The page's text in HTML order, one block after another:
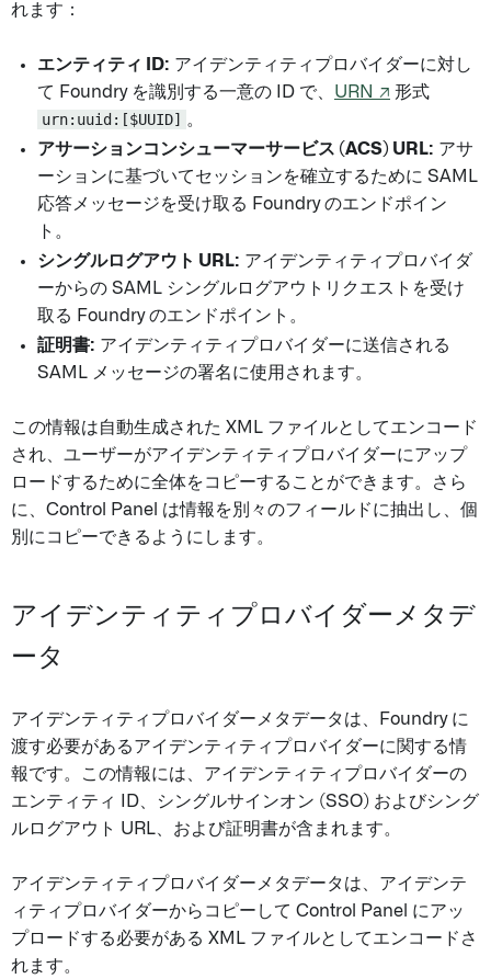
れます：
エンティティ ID: アイデンティティプロバイダーに対し
て Foundry を識別する一意の ID で、 URN ↗ 形式
urn:uuid:[$UUID]
。
アサーションコンシューマーサービス (ACS) URL: アサ
ーションに基づいてセッションを確立するために SAML
応答メッセージを受け取る Foundry のエンドポイン
ト。
シングルログアウト URL: アイデンティティプロバイダ
ーからの SAML シングルログアウトリクエストを受け
取る Foundry のエンドポイント。
証明書: アイデンティティプロバイダーに送信される
SAML メッセージの署名に使用されます。
この情報は自動生成された XML ファイルとしてエンコード
され、ユーザーがアイデンティティプロバイダーにアップ
ロードするために全体をコピーすることができます。さら
に、Control Panel は情報を別々のフィールドに抽出し、個
別にコピーできるようにします。
アイデンティティプロバイダーメタデ
ータ
アイデンティティプロバイダーメタデータは、Foundry に
渡す必要があるアイデンティティプロバイダーに関する情
報です。この情報には、アイデンティティプロバイダーの
エンティティ ID、シングルサインオン (SSO) およびシング
ルログアウト URL、および証明書が含まれます。
アイデンティティプロバイダーメタデータは、アイデンテ
ィティプロバイダーからコピーして Control Panel にアッ
プロードする必要がある XML ファイルとしてエンコードさ
れます。